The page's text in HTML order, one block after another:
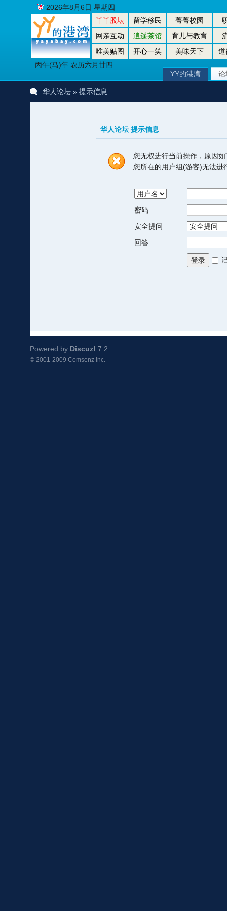
丫丫股坛 留学移民 菁菁校园
网亲互动
逍遥茶馆 育儿与教育
唯美贴图
开心一笑 美味天下
道
丙午(马)年 农历六月廿四
2026年8月6日 星期四
YY的港湾 论
华人论坛» 提示信息
华人论坛 提示信息
您无权进行当前操作，原因如
您所在的用户组(游客)无法进
密码
安全提问
回答
登录
Powered by Discuz! 7.2
© 2001-2009 Comsenz Inc.